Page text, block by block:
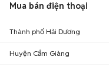
Mua bán điện thoại
Thành phố Hải Dương
Huyện Cẩm Giàng